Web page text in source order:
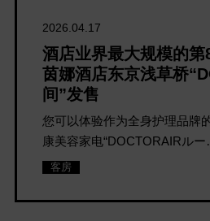
2026.04.17
酒店业界最大规模的
茵娜酒店东京浅草桥
间”发售
您可以体验作为全身护理品牌
康美容家电“DOCTORAIRル
客房